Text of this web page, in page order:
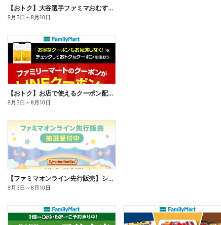
【おトク】大谷選手ファミマおむすび割
8月3日 ～8月10日
【おトク】お店で使えるクーポン配信中
8月3日 ～8月10日
【ファミマオンライン先行販売】シルバニアファミリー
8月3日 ～8月10日